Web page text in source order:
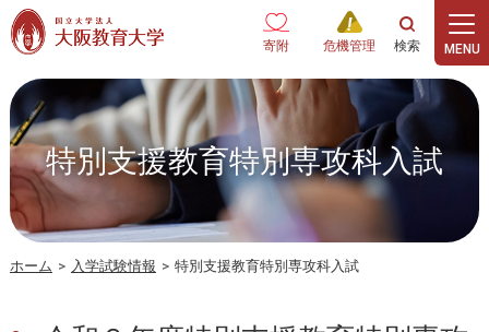
本文へ
寄附 危機管理
特別支援教育特別専攻科入試
ホーム > 入学試験情報 > 特別支援教育特別専攻科入試